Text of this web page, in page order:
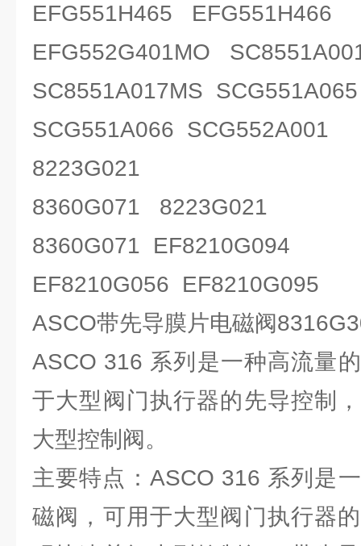
EFG551H465 EFG551H466
EFG552G401MO
SC8551A017MS SCG551A065
SCG551A066 SCG552A001
8223G021
8360G071 8223G021
8360G071 EF8210G094
EF8210G056 EF8210G095
ASCO带先导膜片电磁阀
ASCO 316 系列是一种高流量
于大型阀门执行器的先导控制
大型控制阀。
主要特点：ASCO 316 系列是
磁阀，可用于大型阀门执行器